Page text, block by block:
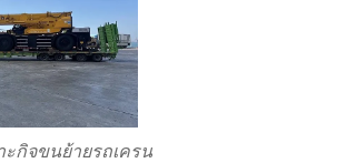
ะกิจขนย้ายรถเครน